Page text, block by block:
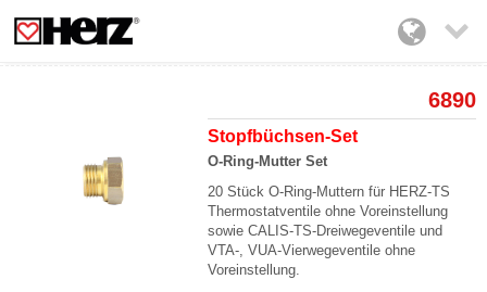

6890
Stopfbüchsen-Set
O-Ring-Mutter Set
20 Stück O-Ring-Muttern für HERZ-TS
Thermostatventile ohne Voreinstellung
sowie CALIS-TS-Dreiwegeventile und
VTA-, VUA-Vierwegeventile ohne
Voreinstellung.